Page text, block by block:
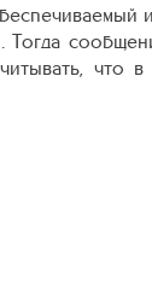
что в